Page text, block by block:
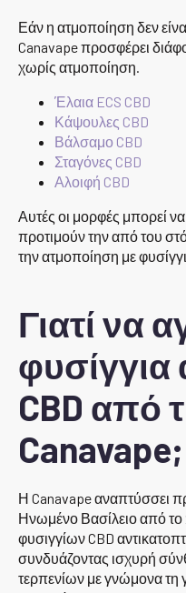
Εάν η ατμοποίηση δεν
Canavape προσφέρει
χωρίς ατμοποίηση.
Έλαια ECS CBD
Κάψουλες CBD
Βάλσαμο CBD
Σταγόνες CBD
Αλοιφή CBD
Αυτές οι μορφές μπορεί
προτιμούν την από του
την ατμοποίηση με
Γιατί να
CBD από
Canavape;
Η Canavape αναπτύσσει
Ηνωμένο Βασίλειο από
φυσιγγίων CBD
συνδυάζοντας ισχυρή
τερπενίων με γνώμονα τη